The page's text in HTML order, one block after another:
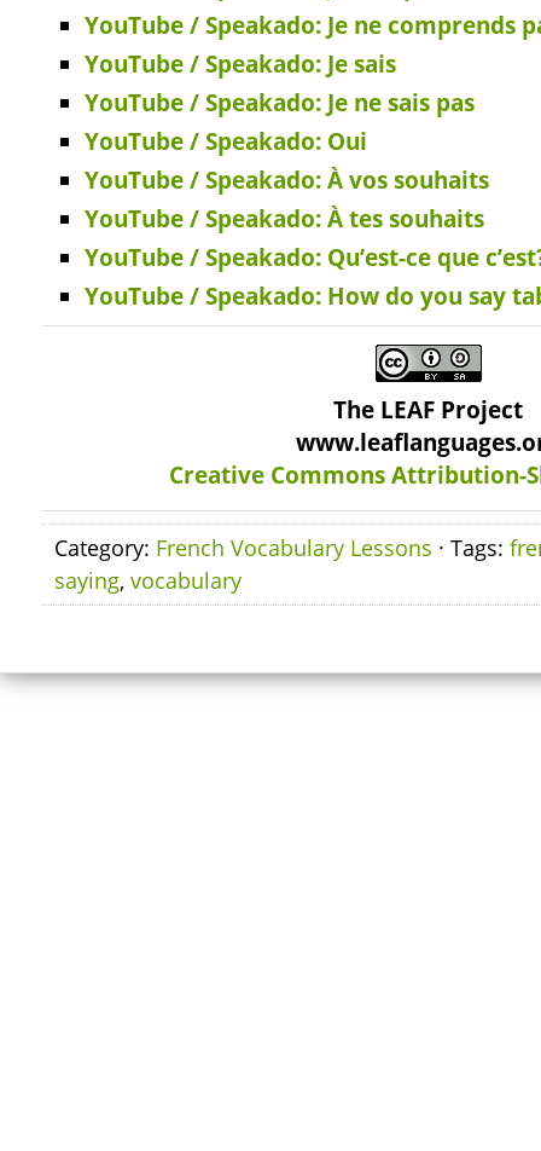
YouTube / Speakado: Je ne comprends
YouTube / Speakado: Je sais
YouTube / Speakado: Je ne sais pas
YouTube / Speakado: Oui
YouTube / Speakado: À vos souhaits
YouTube / Speakado: À tes souhaits
YouTube / Speakado: Qu’est-ce que
YouTube / Speakado: How do you say
The LEAF Project
Creative Commons Attribution-
Category: French Vocabulary Lessons · Tags:
saying, vocabulary